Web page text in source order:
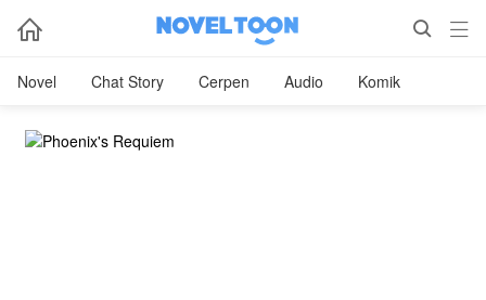
  
Novel Chat Story Cerpen Audio Komik